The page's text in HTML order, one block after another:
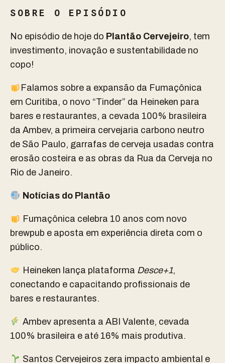
SOBRE O EPISÓDIO
No episódio de hoje do Plantão Cervejeiro, tem
investimento, inovação e sustentabilidade no
copo!
Falamos sobre a expansão da Fumaçônica
em Curitiba, o novo “Tinder” da Heineken para
bares e restaurantes, a cevada 100% brasileira
da Ambev, a primeira cervejaria carbono neutro
de São Paulo, garrafas de cerveja usadas contra
erosão costeira e as obras da Rua da Cerveja no
Rio de Janeiro.
Notícias do Plantão
Fumaçônica celebra 10 anos com novo
brewpub e aposta em experiência direta com o
público.
Heineken lança plataforma Desce+1,
conectando e capacitando profissionais de
bares e restaurantes.
Ambev apresenta a ABI Valente, cevada
100% brasileira e até 16% mais produtiva.
Santos Cervejeiros zera impacto ambiental e